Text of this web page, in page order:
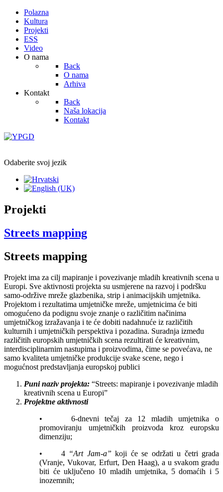
Polazna
Kultura
Projekti
ESS
Video
O nama
Back
O nama
Arhiva
Kontakt
Back
Naša lokacija
Kontakt
Odaberite svoj jezik
Projekti
Streets mapping
Streets mapping
Projekt ima za cilj mapiranje i povezivanje mladih kreativnih scena u
Europi. Sve aktivnosti projekta su usmjerene na razvoj i podršku
samo-održive mreže glazbenika, strip i animacijskih umjetnika.
Projektom i rezultatima umjetničke mreže, umjetnicima će biti
omogućeno da podignu svoje znanje o različitim načinima
umjetničkog izražavanja i te će dobiti nadahnuće iz različitih
kulturnih i umjetničkih perspektiva i pozadina. Suradnja između
različitih europskih umjetničkih scena rezultirati će kreativnim,
interdisciplinarnim nastupima i proizvodima, čime se povećava, ne
samo kvaliteta umjetničke produkcije svake scene, nego i
mogućnost predstavljanja europskoj publici
Puni naziv projekta: “Streets: mapiranje i povezivanje mladih
kreativnih scena u Europi”
Projektne aktivnosti
• 6-dnevni tečaj za 12 mladih umjetnika o
promoviranju umjetničkih proizvoda kroz europsku
dimenziju;
• 4 “Art Jam-a” koji će se održati u četri grada
(Vranje, Vukovar, Erfurt, Den Haag), a u svakom gradu
biti će uključeno 10 mladih umjetnika, 5 domaćih i 5
inozemnih;